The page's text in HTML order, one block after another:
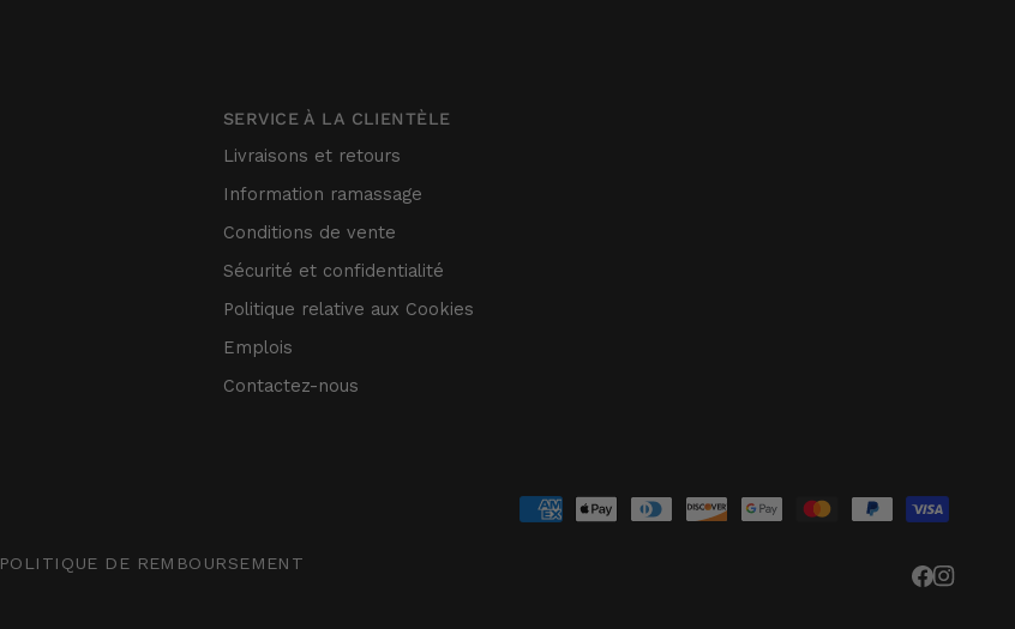
SERVICE À LA CLIENTÈLE
Livraisons et retours
Information ramassage
Conditions de vente
Sécurité et confidentialité
Politique relative aux Cookies
Emplois
Contactez-nous
POLITIQUE DE REMBOURSEMENT